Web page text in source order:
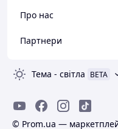
Про нас
Партнери
Тема - світла BETA
© Prom.ua —